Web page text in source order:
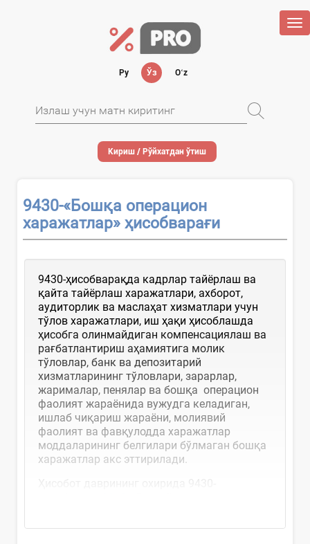
Ру Ўз Oʻz
Кириш / Рўйхатдан ўтиш
9430-«Бошқа операцион
харажатлар» ҳисобварағи
9430-ҳисобварақда кадрлар тайёрлаш ва
қайта тайёрлаш харажатлари, ахборот,
аудиторлик ва маслаҳат хизматлари учун
тўлов харажатлари, иш ҳақи ҳисоблашда
ҳисобга олинмайдиган компенсациялаш ва
рағбатлантириш аҳамиятига молик
тўловлар, банк ва депозитарий
хизматларининг тўловлари, зарарлар,
жарималар, пенялар ва бошқа операцион
фаолият жараёнида вужудга келадиган,
ишлаб чиқариш жараёни, молиявий
фаолият ва фавқулодда харажатлар
моддаларининг белгилари бўлмаган бошқа
харажатлар акс эттирилади.